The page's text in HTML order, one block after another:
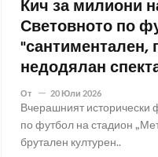
Кич за милиони
Световното по
"сантиментален,
недодялан
От 20 Юли 2026
Вчерашният исторически
по футбол на стадион
брутален културен..